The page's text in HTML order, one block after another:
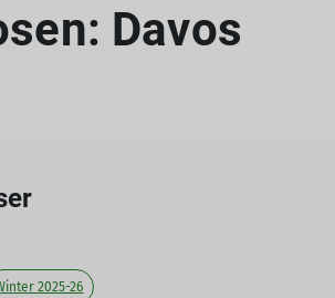
Davos
2025-26